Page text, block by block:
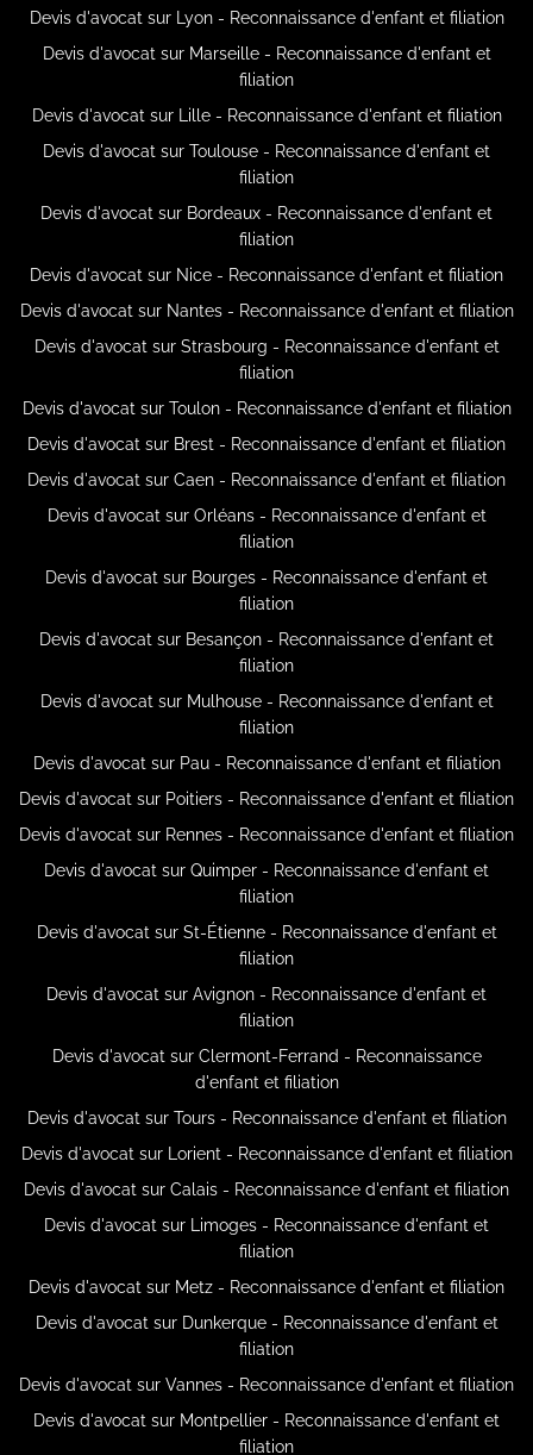
Devis d'avocat sur Lyon - Reconnaissance d'enfant et filiation
Devis d'avocat sur Marseille - Reconnaissance d'enfant et
filiation
Devis d'avocat sur Lille - Reconnaissance d'enfant et filiation
Devis d'avocat sur Toulouse - Reconnaissance d'enfant et
filiation
Devis d'avocat sur Bordeaux - Reconnaissance d'enfant et
filiation
Devis d'avocat sur Nice - Reconnaissance d'enfant et filiation
Devis d'avocat sur Nantes - Reconnaissance d'enfant et filiation
Devis d'avocat sur Strasbourg - Reconnaissance d'enfant et
filiation
Devis d'avocat sur Toulon - Reconnaissance d'enfant et filiation
Devis d'avocat sur Brest - Reconnaissance d'enfant et filiation
Devis d'avocat sur Caen - Reconnaissance d'enfant et filiation
Devis d'avocat sur Orléans - Reconnaissance d'enfant et
filiation
Devis d'avocat sur Bourges - Reconnaissance d'enfant et
filiation
Devis d'avocat sur Besançon - Reconnaissance d'enfant et
filiation
Devis d'avocat sur Mulhouse - Reconnaissance d'enfant et
filiation
Devis d'avocat sur Pau - Reconnaissance d'enfant et filiation
Devis d'avocat sur Poitiers - Reconnaissance d'enfant et filiation
Devis d'avocat sur Rennes - Reconnaissance d'enfant et filiation
Devis d'avocat sur Quimper - Reconnaissance d'enfant et
filiation
Devis d'avocat sur St-Étienne - Reconnaissance d'enfant et
filiation
Devis d'avocat sur Avignon - Reconnaissance d'enfant et
filiation
Devis d'avocat sur Clermont-Ferrand - Reconnaissance
d'enfant et filiation
Devis d'avocat sur Tours - Reconnaissance d'enfant et filiation
Devis d'avocat sur Lorient - Reconnaissance d'enfant et filiation
Devis d'avocat sur Calais - Reconnaissance d'enfant et filiation
Devis d'avocat sur Limoges - Reconnaissance d'enfant et
filiation
Devis d'avocat sur Metz - Reconnaissance d'enfant et filiation
Devis d'avocat sur Dunkerque - Reconnaissance d'enfant et
filiation
Devis d'avocat sur Vannes - Reconnaissance d'enfant et filiation
Devis d'avocat sur Montpellier - Reconnaissance d'enfant et
filiation